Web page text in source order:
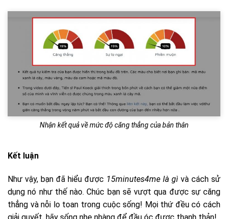
Nhận kết quả về mức độ căng thẳng của bản thân
Kết luận
Như vậy, bạn đã hiểu được 15minutes4me là gì và cách sử
dụng nó như thế nào. Chúc bạn sẽ vượt qua được sự căng
thẳng và nỗi lo toan trong cuộc sống! Mọi thứ đều có cách